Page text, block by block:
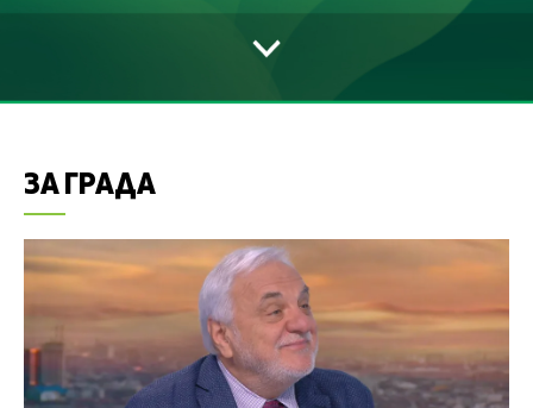
ЗА ГРАДА